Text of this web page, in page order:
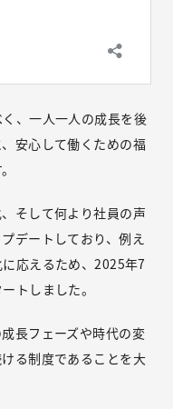
、一人一人の成長を後
安心して働くための福
そして何より社員の声
デートしており、例え
応えるため、2025年7
トしました。
長フェーズや時代の変
る制度であることを大